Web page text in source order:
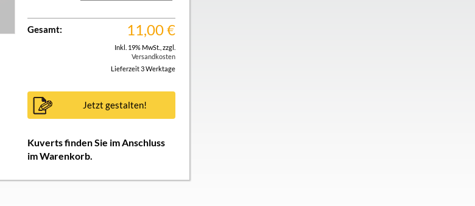
Gesamt: 11,00€
Inkl. 19% MwSt. ,zzgl.
Versandkosten
Lieferzeit 3 Werktage
Jetzt gestalten!
Kuverts finden Sie im Anschluss
im Warenkorb.